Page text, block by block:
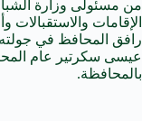
من مسئولى وزارة
الإقامات
رافق المحافظ في جولته
عيسى سكرتير عام
بالمحافظة.